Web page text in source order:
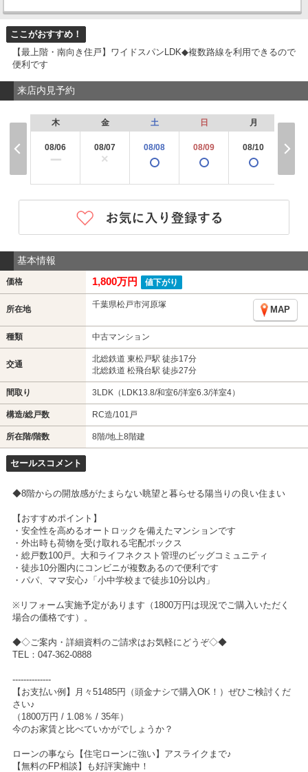
ここがおすすめ！
【最上階・南向き住戸】ワイドスパンLDK◆複数路線を利用できるので
便利です
来店内見予約
木
08/06
ー
金
08/07
×
土
08/08
日
08/09
月
08/10
基本情報
価格 1,800万円 値下がり
所在地 千葉県松戸市河原塚
MAP
種類 中古マンション
交通
北総鉄道 東松戸駅 徒歩17分
北総鉄道 松飛台駅 徒歩27分
間取り 3LDK（LDK13.8/和室6/洋室6.3/洋室4）
構造/総戸数 RC造/101戸
所在階/階数 8階/地上8階建
セールスコメント
◆8階からの開放感がたまらない眺望と暮らせる陽当りの良い住まい
【おすすめポイント】
・安全性を高めるオートロックを備えたマンションです
・外出時も荷物を受け取れる宅配ボックス
・総戸数100戸。大和ライフネクスト管理のビッグコミュニティ
・徒歩10分圏内にコンビニが複数あるので便利です
・パパ、ママ安心♪「小中学校まで徒歩10分以内」
※リフォーム実施予定があります（1800万円は現況でご購入いただく
場合の価格です）。
◆◇ご案内・詳細資料のご請求はお気軽にどうぞ◇◆
TEL：047-362-0888
--------------
【お支払い例】月々51485円（頭金ナシで購入OK！）ぜひご検討くだ
さい♪
（1800万円 / 1.08％ / 35年）
今のお家賃と比べていかがでしょうか？
ローンの事なら【住宅ローンに強い】アスライクまで♪
【無料のFP相談】も好評実施中！